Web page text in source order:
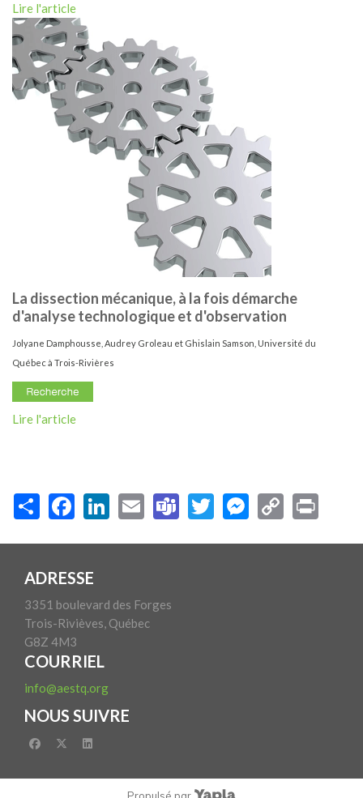
Lire l'article
La dissection mécanique, à la fois démarche
d'analyse technologique et d'observation
Jolyane Damphousse, Audrey Groleau et Ghislain Samson, Université du
Québec à Trois-Rivières
Lire l'article
ADRESSE
3351 boulevard des Forges
Trois-Rivièves, Québec
G8Z 4M3
COURRIEL
info@aestq.org
NOUS SUIVRE
facebookx-twitterlinkedin